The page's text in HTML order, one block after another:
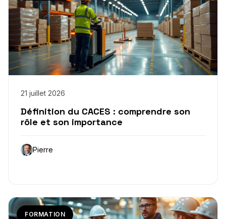
21 juillet 2026
Définition du CACES : comprendre son
rôle et son importance
Pierre
FORMATION